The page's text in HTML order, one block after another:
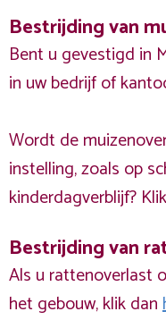
Bestrijding van
Bent u gevestigd in
in uw bedrijf of
Wordt de
instelling, zoals op
kinderdagverblijf?
Bestrijding van
Als u rattenoverlast
het gebouw, klik dan